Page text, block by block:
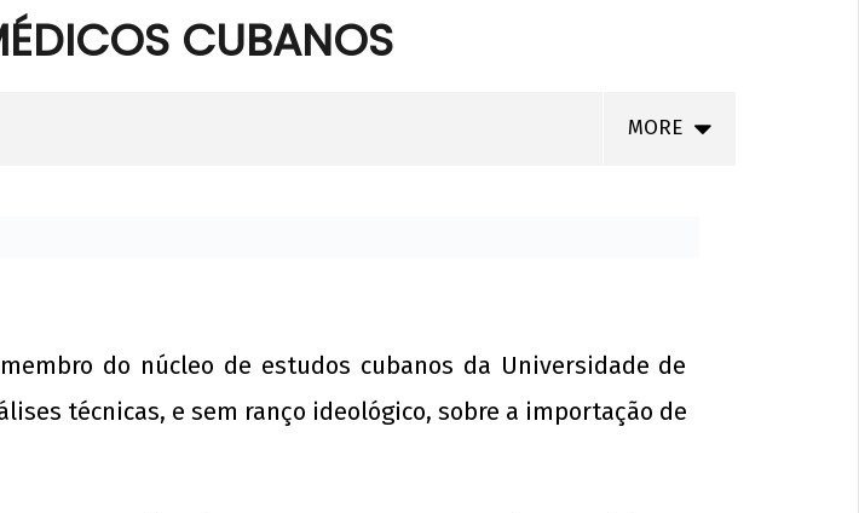
CUBANOS
MORE
do núcleo de estudos cubanos da Universidade de
técnicas, e sem ranço ideológico, sobre a importação de